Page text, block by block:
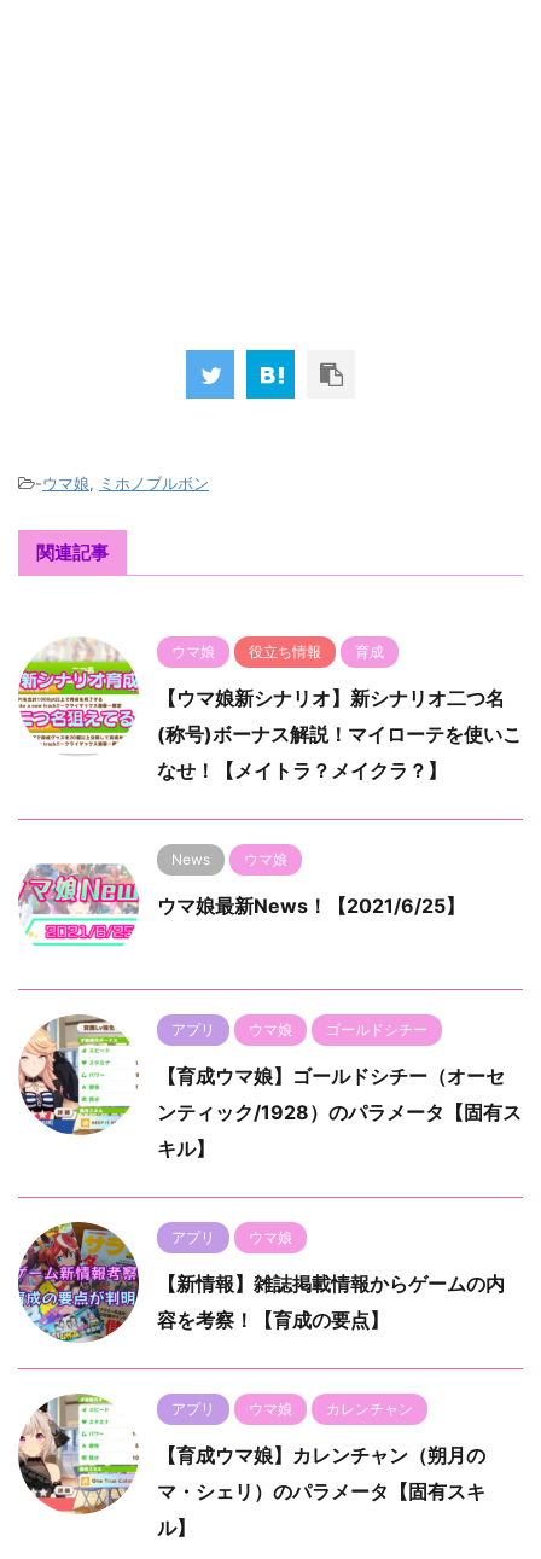
-ウマ娘, ミホノブルボン
関連記事
ウマ娘 役立ち情報 育成
【ウマ娘新シナリオ】新シナリオ二つ名
(称号)ボーナス解説！マイローテを使いこ
なせ！【メイトラ？メイクラ？】
News ウマ娘
ウマ娘最新News！【2021/6/25】
アプリ ウマ娘 ゴールドシチー
【育成ウマ娘】ゴールドシチー（オーセ
ンティック/1928）のパラメータ【固有ス
キル】
アプリ ウマ娘
【新情報】雑誌掲載情報からゲームの内
容を考察！【育成の要点】
アプリ ウマ娘 カレンチャン
【育成ウマ娘】カレンチャン（朔月の
マ・シェリ）のパラメータ【固有スキ
ル】